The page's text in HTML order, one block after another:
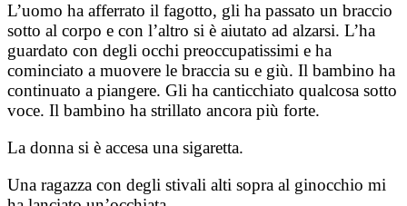
L’uomo ha afferrato il fagotto, gli ha passato un braccio
sotto al corpo e con l’altro si è aiutato ad alzarsi. L’ha
guardato con degli occhi preoccupatissimi e ha
cominciato a muovere le braccia su e giù. Il bambino ha
continuato a piangere. Gli ha canticchiato qualcosa sotto
voce. Il bambino ha strillato ancora più forte.
La donna si è accesa una sigaretta.
Una ragazza con degli stivali alti sopra al ginocchio mi